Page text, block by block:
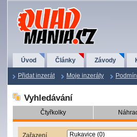
QuadMania.cz
Úvod Články Závody
Přidat inzerát Moje inzeráty
Vyhledávání
Čtyřkolky
Zařazení